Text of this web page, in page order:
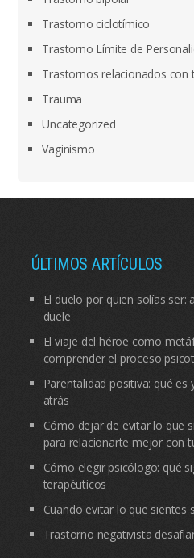
Trastorno ciclotímico
Trastorno Límite de
Trastornos relacionados con
Trauma
Uncategorized
Vaginismo
ÚLTIMOS ARTÍCULOS
El duelo por quien solías
duele
El viaje del héroe como
comprender el proceso
Parentalidad positiva: qué
atrás
Cómo dejar de evitar lo que
para relacionarte mejor con
Cómo elegir psicólogo: qué
terapéuticos
Cuando evitar lo que sientes
Trastorno negativista